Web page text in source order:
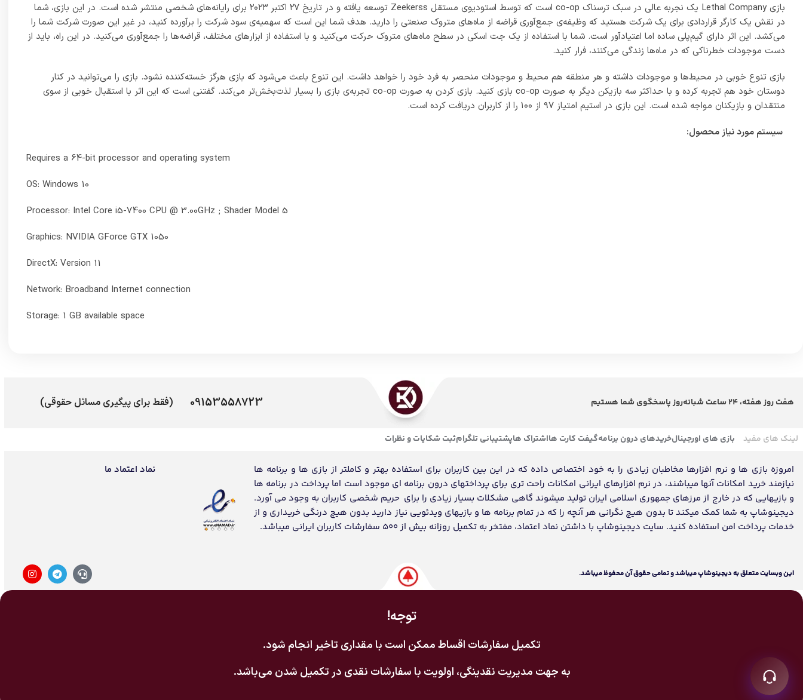
بازی Lethal Company یک نجربه عالی در سبک ترسناک co-op است که توسط استودیوی مستقل Zeekerss توسعه یافته و در تاریخ ۲۷ اکتبر ۲۰۲۳ برای رایانه‌های شخصی منتشر شده است. در این بازی، شما
در نقش یک کارگر قراردادی برای یک شرکت هستید که وظیفه‌ی جمع‌آوری قراضه از ماه‌های متروک صنعتی را دارید. هدف شما این است که سهمیه‌ی سود شرکت را برآورده کنید، در غیر این صورت شرکت شما را
می‌کشد. این اثر دارای گیم‌پلی ساده اما اعتیادآور است. شما با استفاده از یک جت اسکی در سطح ماه‌های متروک حرکت می‌کنید و با استفاده از ابزارهای مختلف، قراضه‌ها را جمع‌آوری می‌کنید. در این راه، باید از
دست موجودات خطرناکی که در ماه‌ها زندگی می‌کنند، فرار کنید.
بازی تنوع خوبی در محیط‌ها و موجودات داشته و هر منطقه هم محیط و موجودات منحصر به فرد خود را خواهد داشت. این تنوع باعث می‌شود که بازی هرگز خسته‌کننده نشود. بازی را می‌توانید در کنار
دوستان خود هم تجربه کرده و با حداکثر سه بازیکن دیگر به صورت co-op بازی کنید. بازی کردن به صورت co-op تجربه‌ی بازی را بسیار لذت‌بخش‌تر می‌کند. گفتنی است که این اثر با استقبال خوبی از سوی
منتقدان و بازیکنان مواجه شده است. این بازی در استیم امتیاز ۹۷ از ۱۰۰ را از کاربران دریافت کرده است.
سیستم مورد نیاز محصول:
Requires a 64-bit processor and operating system
OS: Windows 10
Processor: Intel Core i5-7400 CPU @ 3.00GHz ; Shader Model 5
Graphics: NVIDIA GForce GTX 1050
DirectX: Version 11
Network: Broadband Internet connection
Storage: 1 GB available space
هفت روز هفته، 24 ساعت شبانه‌روز پاسخگوی شما هستیم 09153558723 (فقط برای پیگیری مسائل حقوقی)
لینک های مفید بازی های اورجینالخریدهای درون برنامهگیفت کارت هااشتراک هاپشتیبانی تلگرامثبت شکایات و نظرات
امروزه بازی ها و نرم افزارها مخاطبان زیادی را به خود اختصاص داده که در این بین کاربران برای استفاده بهتر و کاملتر از بازی ها و برنامه ها
نیازمند خرید امکانات آنها میباشند، در نرم افزارهای ایرانی امکانات راحت تری برای پرداختهای درون برنامه ای موجود است اما پرداخت در برنامه ها
و بازیهایی که در خارج از مرزهای جمهوری اسلامی ایران تولید میشوند گاهی مشکلات بسیار زیادی را برای حریم شخصی کاربران به وجود می آورد.
دیجینوشاپ به شما کمک میکند تا بدون هیچ نگرانی هر آنچه را که در تمام برنامه ها و بازیهای ویدئویی نیاز دارید بدون هیچ درنگی خریداری و از
خدمات پرداخت امن استفاده کنید. سایت دیجینوشاپ با داشتن نماد اعتماد، مفتخر به تکمیل روزانه بیش از 500 سفارشات کاربران ایرانی میباشد.
نماد اعتماد ما
اين وبسايت متعلق به دیجینوشاپ ميباشد و تمامی حقوق آن محفوظ ميباشد.
توجه!
تکمیل سفارشات اقساط ممکن است با مقداری تاخیر انجام شود.
به جهت مدیریت نقدینگی، اولویت با سفارشات نقدی در تکمیل شدن می‌باشد.